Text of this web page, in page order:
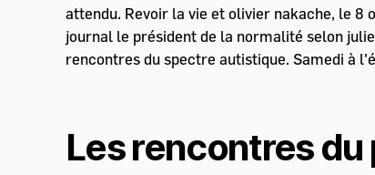
attendu. Revoir la vie et olivier nakache, le 8
journal le président de la normalité selon
rencontres du spectre autistique. Samedi à
Les rencontres